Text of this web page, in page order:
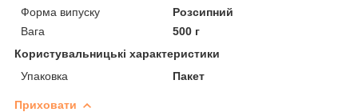
Форма випуску
Розсипний
Вага
500 г
Користувальницькі характеристики
Упаковка
Пакет
Приховати